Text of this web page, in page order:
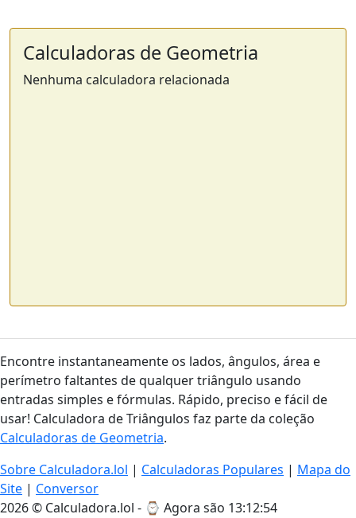
Calculadoras de Geometria
Nenhuma calculadora relacionada
Encontre instantaneamente os lados, ângulos, área e
perímetro faltantes de qualquer triângulo usando
entradas simples e fórmulas. Rápido, preciso e fácil de
usar! Calculadora de Triângulos faz parte da coleção
Calculadoras de Geometria.
Sobre Calculadora.lol | Calculadoras Populares | Mapa do
Site | Conversor
2026 © Calculadora.lol - ⌚ Agora são 13:12:55